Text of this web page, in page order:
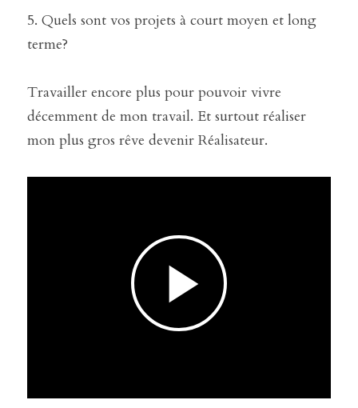
5. Quels sont vos projets à court moyen et long
terme?
Travailler encore plus pour pouvoir vivre
décemment de mon travail. Et surtout réaliser
mon plus gros rêve devenir Réalisateur.